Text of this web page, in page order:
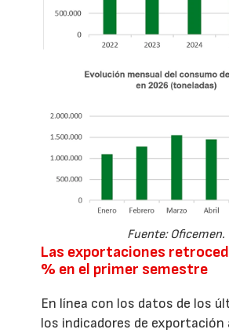
Fuente: Oficemen.
Las exportaciones
% en el primer semestre
En línea con los datos de los
los indicadores de exportación